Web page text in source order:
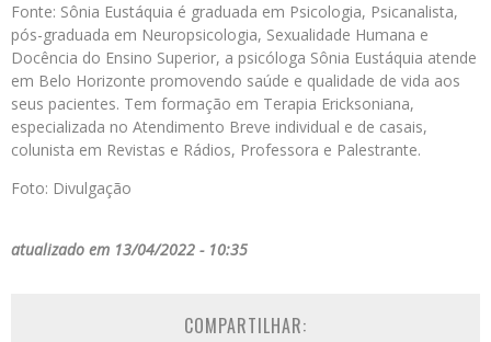
Fonte: Sônia Eustáquia é graduada em Psicologia, Psicanalista,
pós-graduada em Neuropsicologia, Sexualidade Humana e
Docência do Ensino Superior, a psicóloga Sônia Eustáquia atende
em Belo Horizonte promovendo saúde e qualidade de vida aos
seus pacientes. Tem formação em Terapia Ericksoniana,
especializada no Atendimento Breve individual e de casais,
colunista em Revistas e Rádios, Professora e Palestrante.
Foto: Divulgação
atualizado em 13/04/2022 - 10:35
COMPARTILHAR: